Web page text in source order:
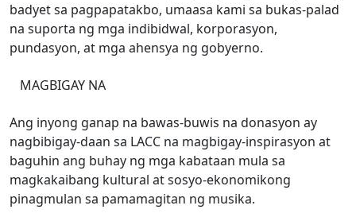
badyet sa pagpapatakbo, umaasa kami sa bukas-palad
na suporta ng mga indibidwal, korporasyon,
pundasyon, at mga ahensya ng gobyerno.
MAGBIGAY NA
Ang inyong ganap na bawas-buwis na donasyon ay
nagbibigay-daan sa LACC na magbigay-inspirasyon at
baguhin ang buhay ng mga kabataan mula sa
magkakaibang kultural at sosyo-ekonomikong
pinagmulan sa pamamagitan ng musika.